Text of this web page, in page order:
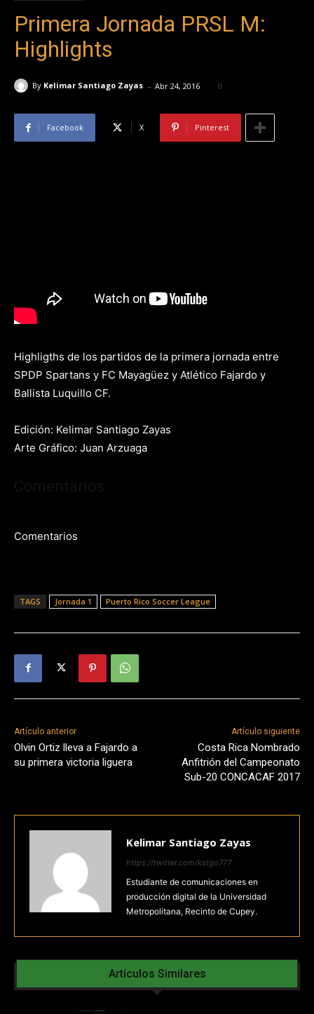
Primera Jornada PRSL M:
Highlights
By Kelimar Santiago Zayas - Abr 24, 2016 0
Facebook X Pinterest
Highligths de los partidos de la primera jornada entre
SPDP Spartans y FC Mayagüez y Atlético Fajardo y
Ballista Luquillo CF.
Edición: Kelimar Santiago Zayas
Arte Gráfico: Juan Arzuaga
Comentarios
TAGS Jornada 1 Puerto Rico Soccer League
Artículo anterior
Olvin Ortiz lleva a Fajardo a
su primera victoria liguera
Artículo siguiente
Costa Rica Nombrado
Anfitrión del Campeonato
Sub-20 CONCACAF 2017
Kelimar Santiago Zayas
https://twitter.com/kstgo777
Estudiante de comunicaciones en
producción digital de la Universidad
Metropolitana, Recinto de Cupey.
Artículos Similares